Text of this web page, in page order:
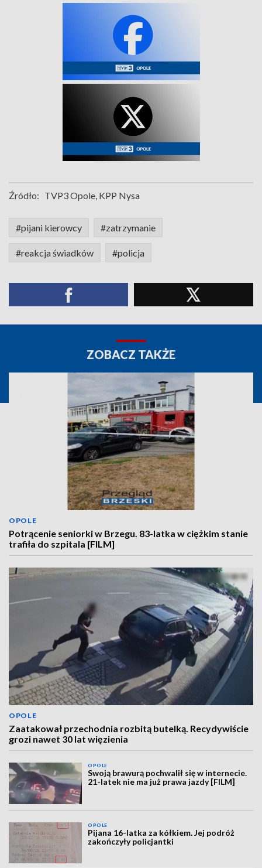
Źródło: TVP3 Opole, KPP Nysa
#pijani kierowcy #zatrzymanie
#reakcja świadków #policja
ZOBACZ TAKŻE
OPOLE
Potrącenie seniorki w Brzegu. 83-latka w ciężkim stanie
trafiła do szpitala [FILM]
OPOLE
Zaatakował przechodnia rozbitą butelką. Recydywiście
grozi nawet 30 lat więzienia
OPOLE
Swoją brawurą pochwalił się w internecie.
21-latek nie ma już prawa jazdy [FILM]
OPOLE
Pijana 16-latka za kółkiem. Jej podróż
zakończyły policjantki